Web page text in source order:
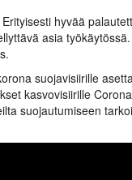
hyvää
asia
suojavisiirille
kasvovisiirille
suojautumiseen